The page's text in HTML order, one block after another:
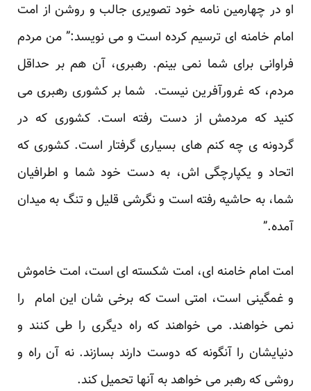
او در چهارمین نامه خود تصویری جالب و روشن از امت
امام خامنه ای ترسیم کرده است و می نویسد:” من مردم
فراوانی برای شما نمی بینم. رهبری، آن هم بر حداقل
مردم، که غرورآفرین نیست. شما بر کشوری رهبری می
کنید که مردمش از دست رفته است. کشوری که در
گردونه ی چه کنم های بسیاری گرفتار است. کشوری که
اتحاد و یکپارچگی اش، به دست خود شما و اطرافیان
شما، به حاشیه رفته است و نگرشی قلیل و تنگ به میدان
آمده.”
امت امام خامنه ای، امت شکسته ای است، امت خاموش
و غمگینی است، امتی است که برخی شان این امام را
نمی خواهند. می خواهند که راه دیگری را طی کنند و
دنیایشان را آنگونه که دوست دارند بسازند. نه آن راه و
روشی که رهبر می خواهد به آنها تحمیل کند.